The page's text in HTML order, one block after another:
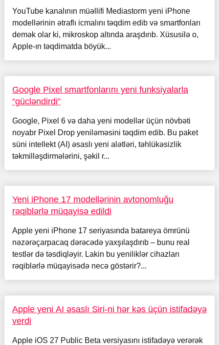
YouTube kanalının müəllifi Mediastorm yeni iPhone
modellərinin ətraflı icmalını təqdim edib və smartfonları
demək olar ki, mikroskop altında araşdırıb. Xüsusilə o,
Apple-ın təqdimatda böyük...
Google Pixel smartfonlarını yeni funksiyalarla
“gücləndirdi”
Google, Pixel 6 və daha yeni modellər üçün növbəti
noyabr Pixel Drop yeniləməsini təqdim edib. Bu paket
süni intellekt (AI) əsaslı yeni alətləri, təhlükəsizlik
təkmilləşdirmələrini, şəkil r...
Yeni iPhone 17 modellərinin avtonomluğu
rəqiblərlə müqayisə edildi
Apple yeni iPhone 17 seriyasında batareya ömrünü
nəzərəçarpacaq dərəcədə yaxşılaşdırıb – bunu real
testlər də təsdiqləyir. Lakin bu yeniliklər cihazları
rəqiblərlə müqayisədə necə göstərir?...
Apple yeni AI əsaslı Siri-ni hər kəs üçün istifadəyə
verdi
Apple iOS 27 Public Beta versiyasını istifadəyə verərək